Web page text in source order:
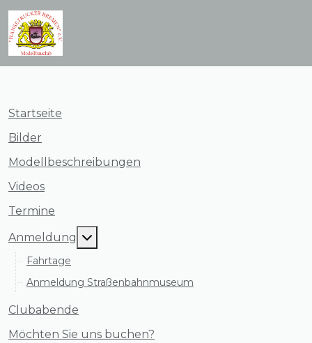
Startseite
Bilder
Modellbeschreibungen
Videos
Termine
Anmeldung
Fahrtage
Anmeldung Straßenbahnmuseum
Clubabende
Möchten Sie uns buchen?